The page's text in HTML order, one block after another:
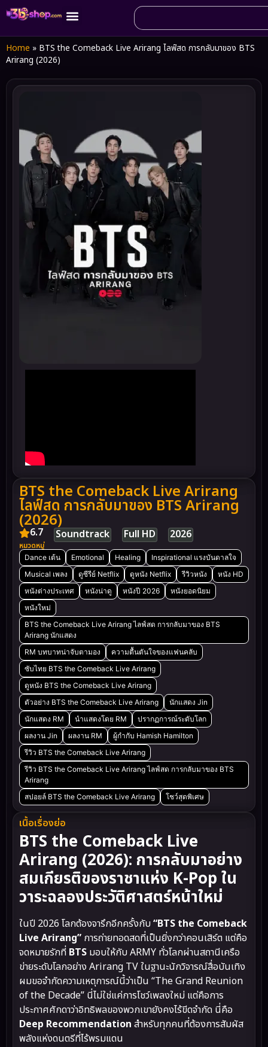
Home » BTS the Comeback Live Arirang ไลฟ์สด การกลับมาของ BTS
Arirang (2026)
BTS the Comeback Live Arirang
ไลฟ์สด การกลับมาของ BTS Arirang
(2026)
6.7 Soundtrack Full HD 2026
หมวดหมู่
Dance เต้น Emotional Healing
Inspirational แรงบันดาลใจ
Musical เพลง
ดูซีรีย์ Netflix ดูหนัง Netflix รีวิวหนัง
หนัง HD
หนังต่างประเทศ
หนังน่าดู หนังปี 2026
หนังยอดนิยม
หนังใหม่
BTS the Comeback Live Arirang ไลฟ์สด การกลับมาของ BTS
Arirang นักแสดง
RM บทบาทน่าจับตามอง
ความตื้นตันใจของแฟนคลับ
ซับไทย BTS the Comeback Live Arirang
ดูหนัง BTS the Comeback Live Arirang
ตัวอย่าง BTS the Comeback Live Arirang
นักแสดง Jin
นักแสดง RM
นำแสดงโดย RM
ปรากฏการณ์ระดับโลก
ผลงาน Jin
ผลงาน RM
ผู้กำกับ Hamish Hamilton
รีวิว BTS the Comeback Live Arirang
รีวิว BTS the Comeback Live Arirang ไลฟ์สด การกลับมาของ BTS
Arirang
สปอยล์ BTS the Comeback Live Arirang
โชว์สุดพิเศษ
เนื้อเรื่องย่อ
BTS the Comeback Live
Arirang (2026): การกลับมาอย่าง
สมเกียรติของราชาแห่ง K-Pop ใน
วาระฉลองประวัติศาสตร์หน้าใหม่
ในปี 2026 โลกต้องจารึกอีกครั้งกับ“BTS the Comeback
Live Arirang” การถ่ายทอดสดที่เป็นยิ่งกว่าคอนเสิร์ต แต่คือ
จดหมายรักที่ BTS มอบให้กับ ARMY ทั่วโลกผ่านสถานีเครือ
ข่ายระดับโลกอย่าง Arirang TV ในฐานะนักวิจารณ์สื่อบันเทิง
ผมขอจำกัดความเหตุการณ์นี้ว่าเป็น “The Grand Reunion
of the Decade” นี่ไม่ใช่แค่การโชว์เพลงใหม่ แต่คือการ
ประกาศศักดาว่าอิทธิพลของพวกเขายังคงไร้ขีดจำกัด นี่คือ
Deep Recommendation สำหรับทุกคนที่ต้องการสัมผัส
พลังแห่งดนตรีที่ไร้พรมแดน